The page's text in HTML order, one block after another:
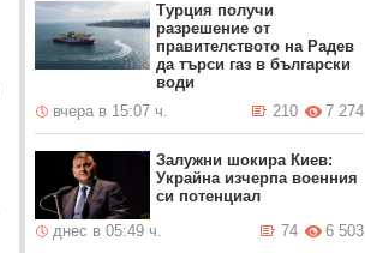
Турция получи
разрешение от
правителството на Радев
да търси газ в български
води
вчера в 15:07 ч.
7 274
210
Залужни шокира Киев:
Украйна изчерпа военния
си потенциал
днес в 05:49 ч.
6 503
74